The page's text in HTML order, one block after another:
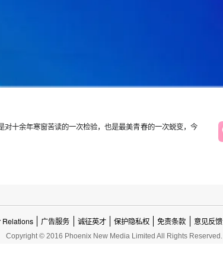
十余年寒窗苦读的一次检验，也是最美青春的一次蜕变，今
Relations 广告服务 诚征英才 保护隐私权 免责条款 意见反馈
Copyright © 2016 Phoenix New Media Limited All Rights Reserved.